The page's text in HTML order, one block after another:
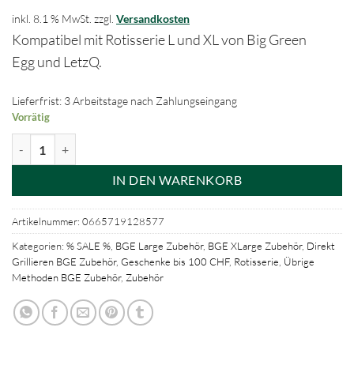
inkl. 8.1 % MwSt. zzgl. Versandkosten
Kompatibel mit Rotisserie L und XL von Big Green
Egg und LetzQ.
Lieferfrist: 3 Arbeitstage nach Zahlungseingang
Vorrätig
IN DEN WARENKORB
Artikelnummer: 0665719128577
Kategorien: % SALE %, BGE Large Zubehör, BGE XLarge Zubehör, Direkt
Grillieren BGE Zubehör, Geschenke bis 100 CHF, Rotisserie, Übrige
Methoden BGE Zubehör, Zubehör